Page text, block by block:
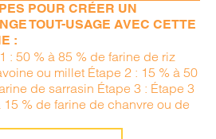
POUR CRÉER UN
TOUT-USAGE AVEC CETTE
:
: 50 % à 85 % de farine de riz
ou millet Étape 2 : 15 % à 50
de sarrasin Étape 3 : Étape 3
15 % de farine de chanvre ou de